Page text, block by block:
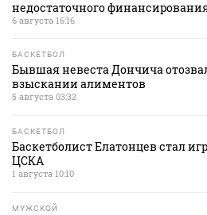
недостаточного
6 августа 16:16
БАСКЕТБОЛ
Бывшая невеста Дончича
взыскании алиментов
5 августа 03:32
БАСКЕТБОЛ
Баскетболист Елатонцев стал
ЦСКА
1 августа 10:10
МУЖСКОЙ